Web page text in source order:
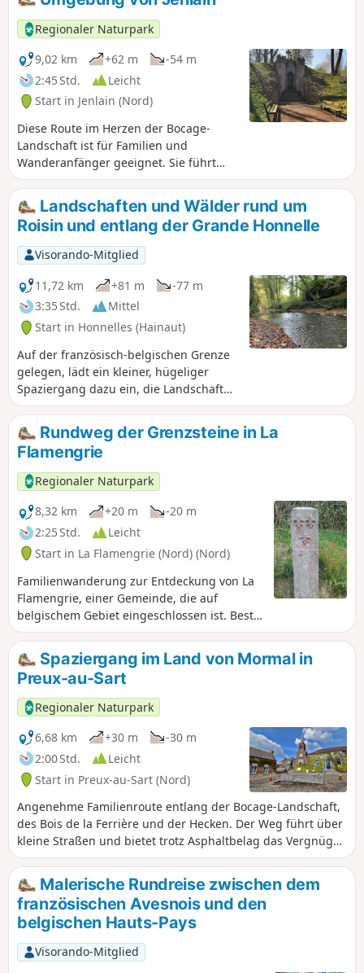
Regionaler Naturpark
9,02 km
+62 m
-54 m
2:45 Std.
Leicht
Start in Jenlain (Nord)
Diese Route im Herzen der Bocage-
Landschaft ist für Familien und
Wanderanfänger geeignet. Sie führt
über Feldwege, kleine Straßen und
Wiesenwege.
Landschaften und Wälder rund um
Roisin und entlang der Grande Honnelle
Visorando-Mitglied
11,72 km
+81 m
-77 m
3:35 Std.
Mittel
Start in Honnelles (Hainaut)
Auf der französisch-belgischen Grenze
gelegen, lädt ein kleiner, hügeliger
Spaziergang dazu ein, die Landschaft
und Wälder rund um Roisin zu
entdecken. Ein Teil der Strecke folgt
dem Lauf der Grande Honnelle, einem
charmanten Bach. Die Strecke führt
auch am berühmten „Caillou qui Bique”
vorbei.
Rundweg der Grenzsteine in La
Flamengrie
Regionaler Naturpark
8,32 km
+20 m
-20 m
2:25 Std.
Leicht
Start in La Flamengrie (Nord) (Nord)
Familienwanderung zur Entdeckung von La
Flamengrie, einer Gemeinde, die auf
belgischem Gebiet eingeschlossen ist. Beste
Jahreszeit: April bis September.
Spaziergang im Land von Mormal in
Preux-au-Sart
Regionaler Naturpark
6,68 km
+30 m
-30 m
2:00 Std.
Leicht
Start in Preux-au-Sart (Nord)
Angenehme Familienroute entlang der Bocage-Landschaft,
des Bois de la Ferrière und der Hecken. Der Weg führt über
kleine Straßen und bietet trotz Asphaltbelag das Vergnügen
einer Wanderung auf dem Land.
Malerische Rundreise zwischen dem
französischen Avesnois und den
belgischen Hauts-Pays
Visorando-Mitglied